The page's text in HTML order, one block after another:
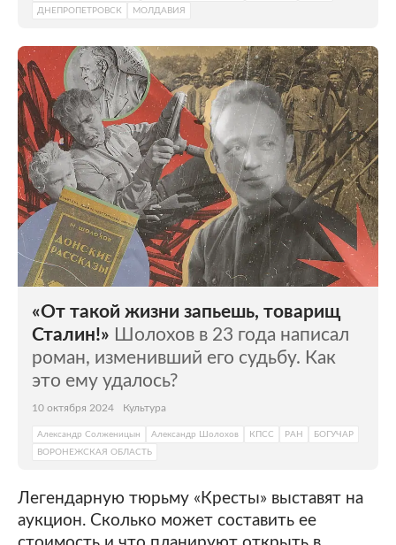
ДНЕПРОПЕТРОВСК
МОЛДАВИЯ
«От такой жизни запьешь, товарищ
Сталин!» Шолохов в 23 года написал
роман, изменивший его судьбу. Как
это ему удалось?
10 октября 2024 Культура
Александр Солженицын Александр Шолохов КПСС РАН
БОГУЧАР
ВОРОНЕЖСКАЯ ОБЛАСТЬ
Легендарную тюрьму «Кресты» выставят на
аукцион. Сколько может составить ее